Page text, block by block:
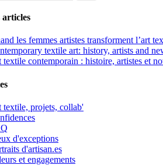
les femmes artistes transforment l’art
textile art: history, artists and
contemporain : histoire, artistes et
textile, projets, collab'
d'exceptions
d'artisan.es
et engagements